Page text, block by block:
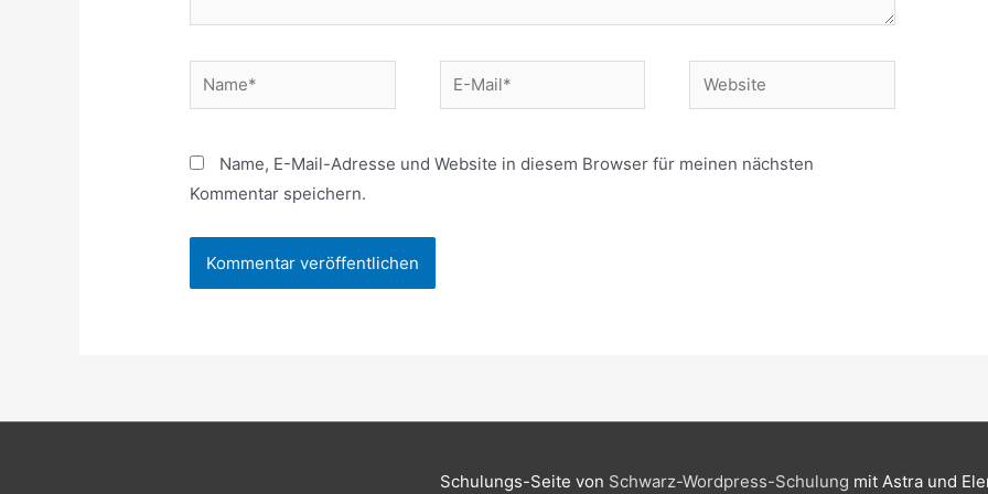
Name*
E-
Mail*
Website
Name, E-Mail-Adresse und Website in diesem Browser für meinen nächsten
Kommentar speichern.
Schulungs-Seite von Schwarz-Wordpress-Schulung mit Astra und